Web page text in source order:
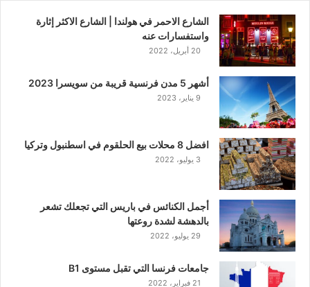
الشارع الاحمر في هولندا | الشارع الاكثر إثارة
واستفسارات عنه
20 أبريل، 2022
أشهر 5 مدن فرنسية قريبة من سويسرا 2023
9 يناير، 2023
افضل 8 محلات بيع الحلقوم في اسطنبول وتركيا
3 يوليو، 2022
أجمل الكنائس في باريس التي تجعلك تشعر
بالدهشة لشدة روعتها
29 يوليو، 2022
جامعات فرنسا التي تقبل مستوى B1
21 فبراير، 2022